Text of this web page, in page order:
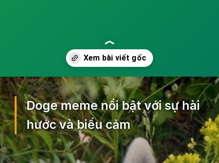
Đang mở https://ocopaz.vn/doge-meme-552
Doge meme nổi bật với sự hài
hước và biểu cảm